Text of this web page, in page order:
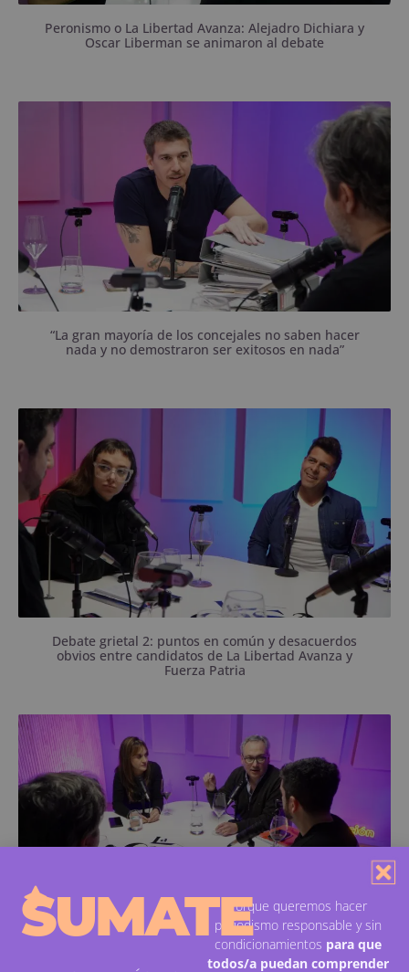
Peronismo o La Libertad Avanza: Alejadro Dichiara y
Oscar Liberman se animaron al debate
El “embajador” de las Fuerzas del Cielo en Bahía
pasó por Asocia.
“La gran mayoría de los concejales no saben hacer
nada y no demostraron ser exitosos en nada”
Jazmín Laffite y Luciano Cagiano no escaparon a
Debate grietal 2: puntos en común y desacuerdos
obvios entre candidatos de La Libertad Avanza y
Fuerza Patria
La libertaria Gisela Caputo y el peronista Claudio
Carucci pasaron por el programa.
Debate grietal: concejales de La Libertad Avanza y
Fuerza Patria no esquivaron ninguna pregunta
SUMATEPorque queremos hacer
periodismo responsable y sin
condicionamientos para que
todos/a puedan comprender